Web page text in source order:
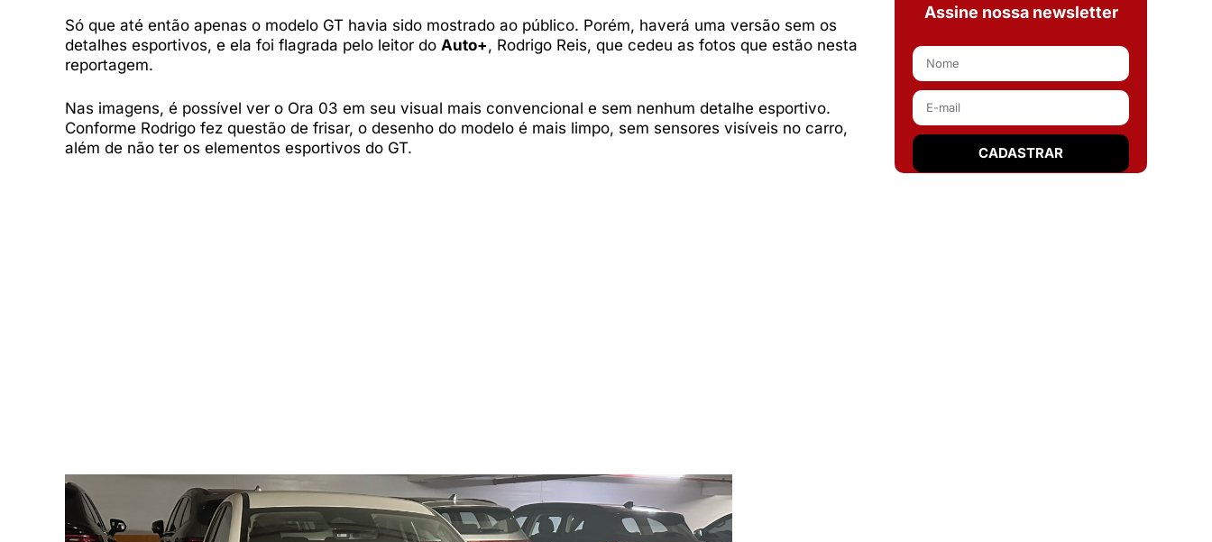
Só que até então apenas o modelo GT havia sido mostrado ao público. Porém, haverá uma versão sem os
detalhes esportivos, e ela foi flagrada pelo leitor do Auto+, Rodrigo Reis, que cedeu as fotos que estão nesta
reportagem.
Nas imagens, é possível ver o Ora 03 em seu visual mais convencional e sem nenhum detalhe esportivo.
Conforme Rodrigo fez questão de frisar, o desenho do modelo é mais limpo, sem sensores visíveis no carro,
além de não ter os elementos esportivos do GT.
Assine nossa newsletter